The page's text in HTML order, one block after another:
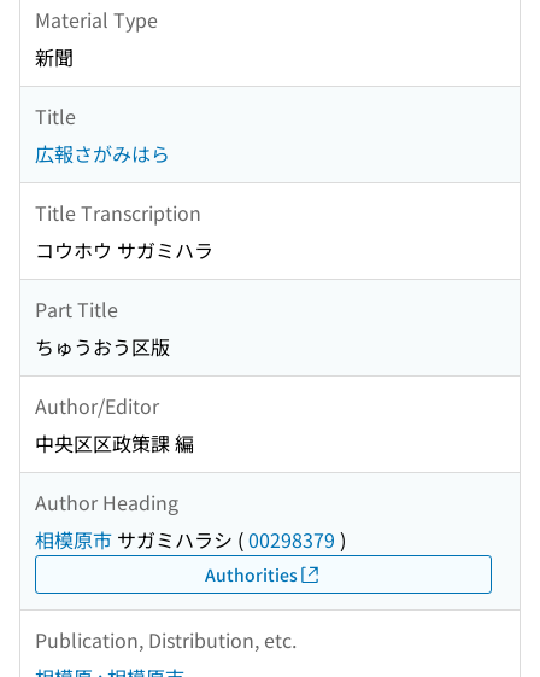
Material Type
新聞
Title
広報さがみはら
Title Transcription
コウホウ サガミハラ
Part Title
ちゅうおう区版
Author/Editor
中央区区政策課 編
Author Heading
相模原市 サガミハラシ (00298379 )
Authorities
Publication, Distribution, etc.